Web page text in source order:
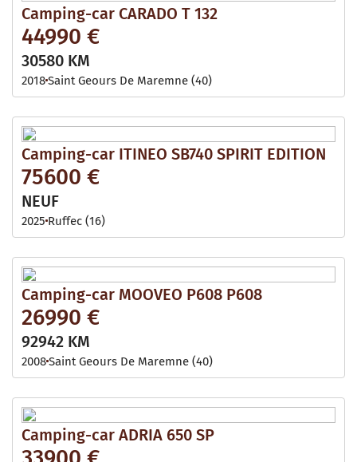
Camping-car CARADO T 132
44990 €
30580 KM
2018Saint Geours De Maremne (40)
Camping-car ITINEO SB740 SPIRIT EDITION
75600 €
NEUF
2025 Ruffec (16)
Camping-car MOOVEO P608 P608
26990 €
92942 KM
2008Saint Geours De Maremne (40)
Camping-car ADRIA 650 SP